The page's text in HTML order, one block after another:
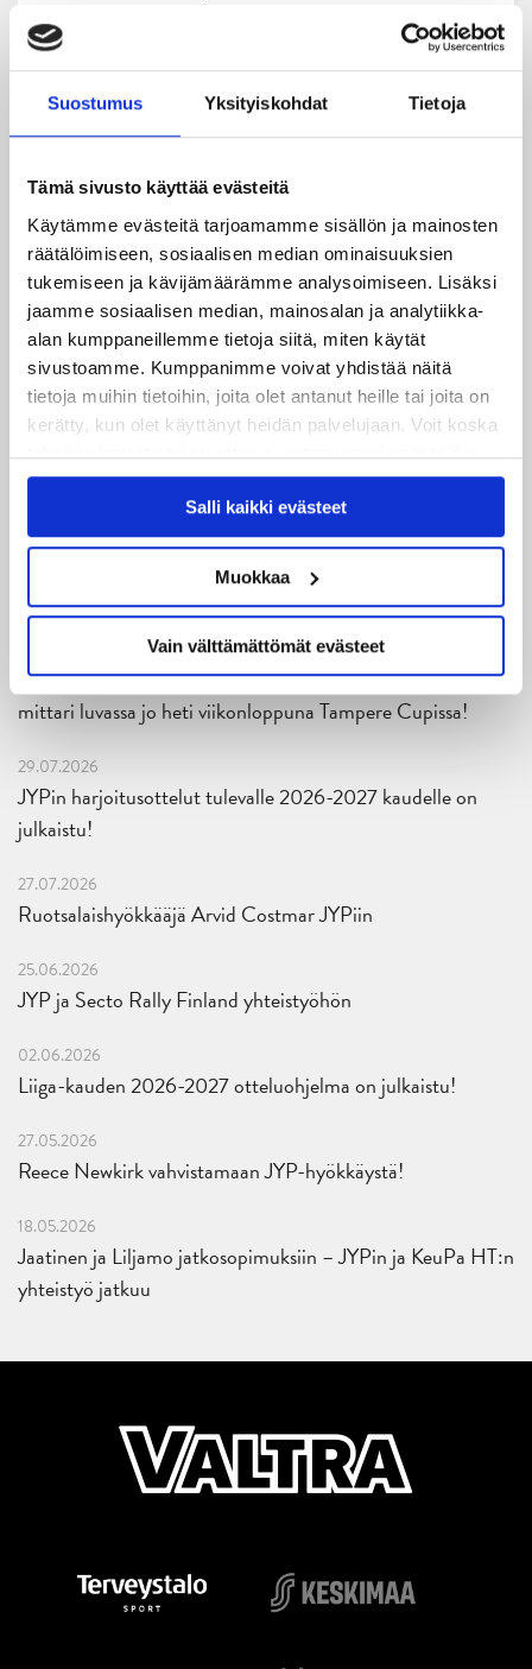
Suostumus Yksityiskohdat Tietoja
Tämä sivusto käyttää evästeitä
Käytämme evästeitä tarjoamamme sisällön ja mainosten
räätälöimiseen, sosiaalisen median ominaisuuksien
tukemiseen ja kävijämäärämme analysoimiseen. Lisäksi
jaamme sosiaalisen median, mainosalan ja analytiikka-
alan kumppaneillemme tietoja siitä, miten käytät
sivustoamme. Kumppanimme voivat yhdistää näitä
tietoja muihin tietoihin, joita olet antanut heille tai joita on
kerätty, kun olet käyttänyt heidän palvelujaan. Voit koska
tahansa kumota tai muuttaa suostumustasi evästeiden
käytöstäEvästeet-sivultamme.
Salli kaikki evästeet
Muokkaa
Vain välttämättömät evästeet
KooKoon vieraana. Viikon viimeinen ottelu on edessä
lauantaina, kun SaiPa saapuu Keski-Suomeen.
Uusimmat
08.08.2026
Turnausraportti: JYP juhlii seurahistorian ensimmäistä
Tampere Cupin voittoa!
06.08.2026
JYPin kausi käyntiin Tampere Cupista!
JYPin kapteenisto Liiga-kauteen 2026–2027 on nimetty
Joukkueen yhteisharjoitukset ovat alkaneet – ensimmäinen
mittari luvassa jo heti viikonloppuna Tampere Cupissa!
29.07.2026
JYPin harjoitusottelut tulevalle 2026-2027 kaudelle on
julkaistu!
27.07.2026
Ruotsalaishyökkääjä Arvid Costmar JYPiin
25.06.2026
JYP ja Secto Rally Finland yhteistyöhön
02.06.2026
Liiga-kauden 2026-2027 otteluohjelma on julkaistu!
27.05.2026
Reece Newkirk vahvistamaan JYP-hyökkäystä!
18.05.2026
Jaatinen ja Liljamo jatkosopimuksiin – JYPin ja KeuPa HT:n
yhteistyö jatkuu